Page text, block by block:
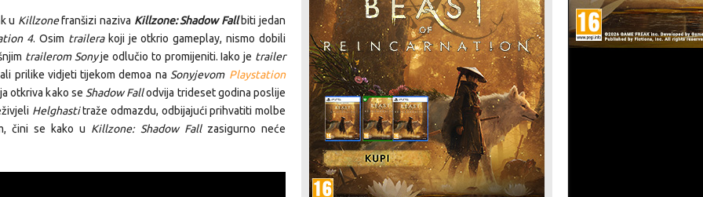
u Killzonefranšizi naziva Killzone: Shadow Fall biti jedan
4. Osim trailerakoji je otkrio gameplay, nismo dobili
trailerom Sonyje odlučio to promijeniti. Iako je trailer
prilike vidjeti tijekom demoa na Sonyjevom Playstation
otkriva kako se Shadow Fallodvija trideset godina poslije
Helghastitraže odmazdu, odbijajući prihvatiti molbe
čini se kako u Killzone: Shadow Fallzasigurno neće